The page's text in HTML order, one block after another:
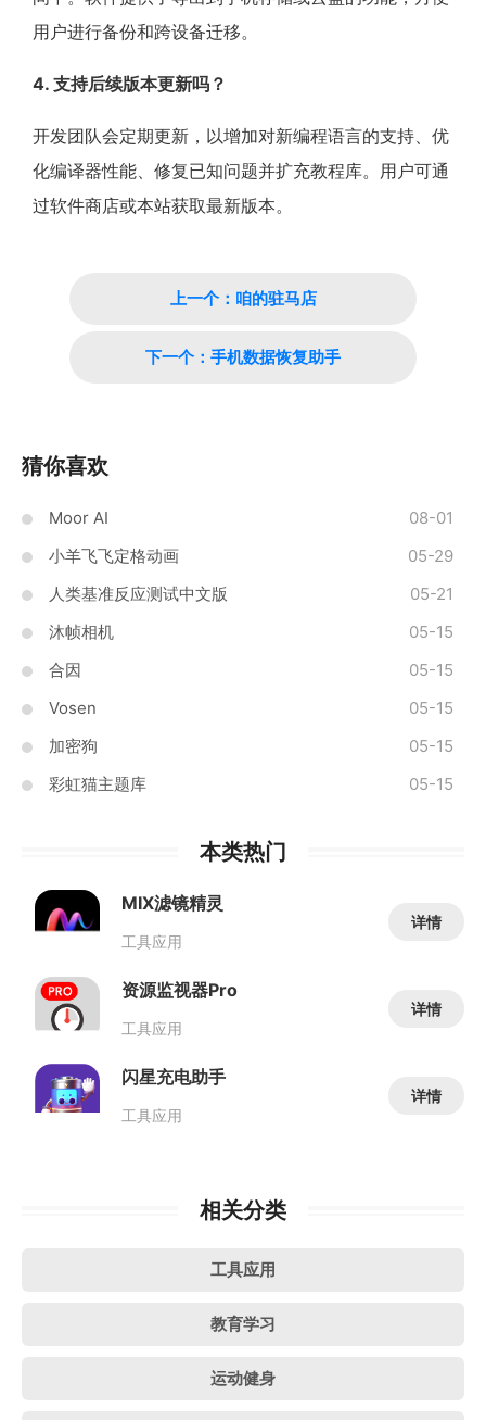
用户进行备份和跨设备迁移。
4. 支持后续版本更新吗？
开发团队会定期更新，以增加对新编程语言的支持、优
化编译器性能、修复已知问题并扩充教程库。用户可通
过软件商店或本站获取最新版本。
上一个：咱的驻马店
下一个：手机数据恢复助手
猜你喜欢
Moor AI
08-01
小羊飞飞定格动画
05-29
人类基准反应测试中文版
05-21
沐帧相机
05-15
合因
05-15
Vosen
05-15
加密狗
05-15
彩虹猫主题库
05-15
本类热门
MIX滤镜精灵
工具应用
详情
资源监视器Pro
工具应用
详情
闪星充电助手
工具应用
详情
相关分类
工具应用
教育学习
运动健身